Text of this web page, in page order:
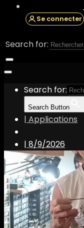
Se connecter
Search for:
Search for:
Search Button
| Applications
| 8/9/2026